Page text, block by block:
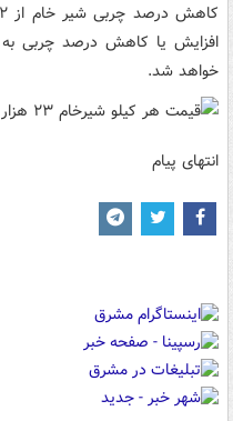
افزایش یا کاهش درصد چربی
خواهد شد.
انتهای پیام